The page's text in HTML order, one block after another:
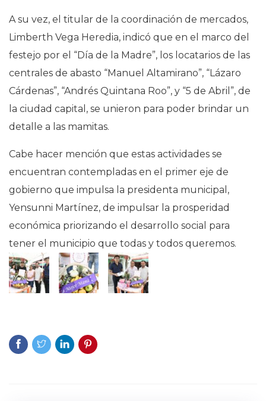
A su vez, el titular de la coordinación de mercados,
Limberth Vega Heredia, indicó que en el marco del
festejo por el “Día de la Madre”, los locatarios de las
centrales de abasto “Manuel Altamirano”, “Lázaro
Cárdenas”, “Andrés Quintana Roo”, y “5 de Abril”, de
la ciudad capital, se unieron para poder brindar un
detalle a las mamitas.
Cabe hacer mención que estas actividades se
encuentran contempladas en el primer eje de
gobierno que impulsa la presidenta municipal,
Yensunni Martínez, de impulsar la prosperidad
económica priorizando el desarrollo social para
tener el municipio que todas y todos queremos.